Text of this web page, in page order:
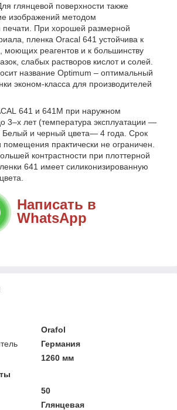
глянцевой поверхности также
изображений методом
При хорошей размерной
пленка Oracal 641 устойчива к
моющих реагентов и к большинству
слабых растворов кислот и солей.
название Optimum – оптимальный
эконом-класса для производителей
641 и 641M при наружном
3–х лет (температура эксплуатации —
Белый и черный цвета— 4 года. Срок
практически не ограничен.
контрастности при плоттерной
641 имеет силиконизированную
Написать в
WhatsApp
Orafol
Германия
1260 мм
50
Глянцевая